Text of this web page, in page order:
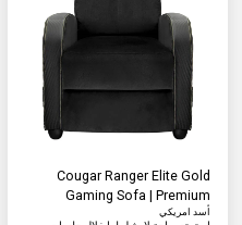
Cougar Ranger Elite Gold
Gaming Sofa | Premium
Comfort & Ergonomic Design
أسد امريكي